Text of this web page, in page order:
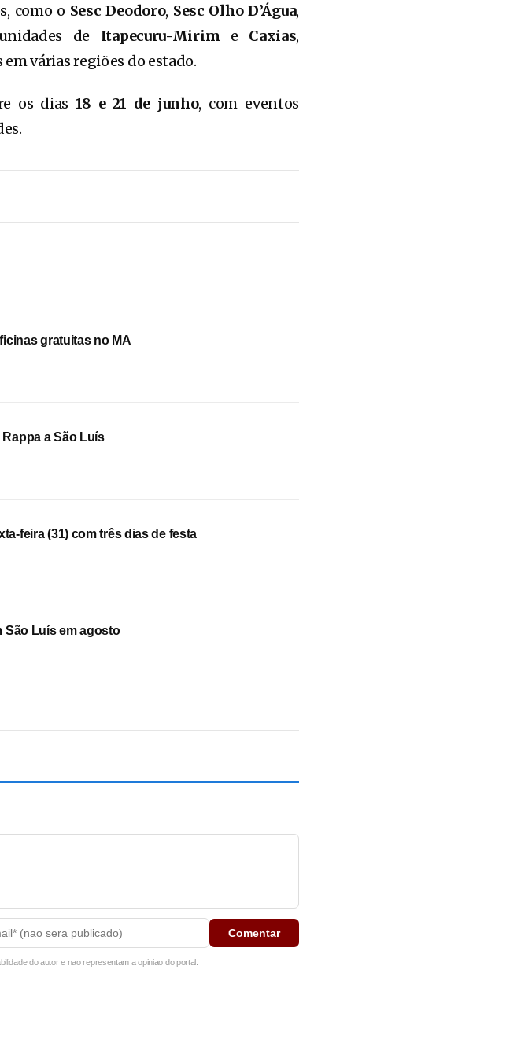
como o Sesc Deodoro, Sesc Olho D’Água,
de Itapecuru-Mirim e Caxias,
várias regiões do estado.
os dias18 e 21 de junho, com eventos
gratuitas no MA
a São Luís
feira (31) com três dias de festa
São Luís em agosto
Comentar
do autor e nao representam a opiniao do portal.